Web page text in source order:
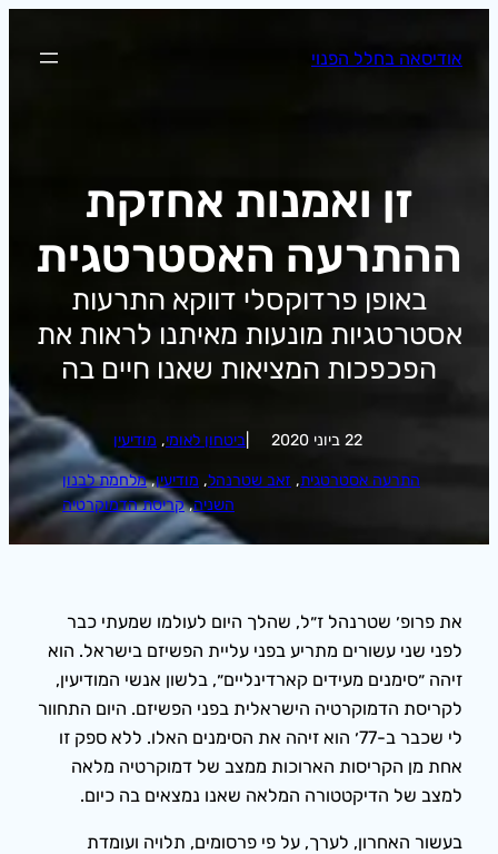
לתוכןאודיסאה בחלל הפנוי
זן ואמנות אחזקת
ההתרעה האסטרטגית
באופן פרדוקסלי דווקא התרעות
אסטרטגיות מונעות מאיתנו לראות את
הפכפכות המציאות שאנו חיים בה
22 ביוני 2020 ביטחון לאומי, מודיעין
התרעה אסטרטגית, זאב שטרנהל, מודיעין, מלחמת לבנון
השניה, קריסת הדמוקרטיה
את פרופ׳ שטרנהל ז״ל, שהלך היום לעולמו שמעתי כבר
לפני שני עשורים מתריע בפני עליית הפשיזם בישראל. הוא
זיהה ״סימנים מעידים קארדינליים״, בלשון אנשי המודיעין,
לקריסת הדמוקרטיה הישראלית בפני הפשיזם. היום התחוור
לי שכבר ב-77׳ הוא זיהה את הסימנים האלו. ללא ספק זו
אחת מן הקריסות הארוכות ממצב של דמוקרטיה מלאה
למצב של הדיקטטורה המלאה שאנו נמצאים בה כיום.
בעשור האחרון, לערך, על פי פרסומים, תלויה ועומדת